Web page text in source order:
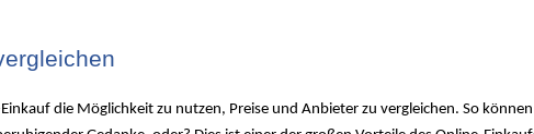
die Möglichkeit zu nutzen, Preise und Anbieter zu vergleichen. So